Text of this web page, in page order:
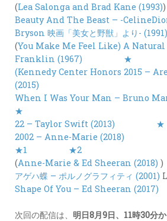
(Lea Salonga and Brad Kane (1993))
Beauty And The Beast – -
Bryson 映画「美女と野獣」より- (1991)
(You Make Me Feel Like) A
Franklin (1967)
★
(Kennedy Center Honors 2015 –
(2015)
When I Was Your Man – Bruno
★
22 – Taylor Swift (2013)
★
2002 – Anne-Marie (2018)
★1
★2
(Anne-Marie & Ed Sheeran (2018) )
アゲハ蝶 – ポルノグラフィティ (2001)
Shape Of You – Ed Sheeran (2017)
次回の配信は、 明日8月9日、11時30分